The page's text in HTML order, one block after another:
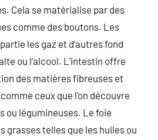
Cela se matérialise par des
comme des boutons. Les
les gaz et d’autres fond
ou l’alcool. L’intestin offre
des matières fibreuses et
ceux que l’on découvre
ou légumineuses. Le foie
grasses telles que les huiles ou